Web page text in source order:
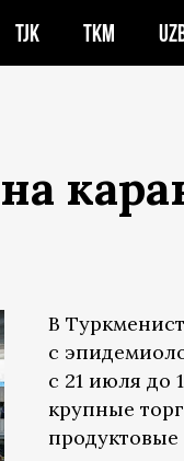
TJK TKM
В
с
с 21 июля до
крупные